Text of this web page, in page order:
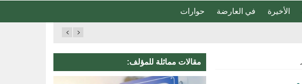
الأخيرة في العارضة حوارات
مقالات مماثلة للمؤلف: